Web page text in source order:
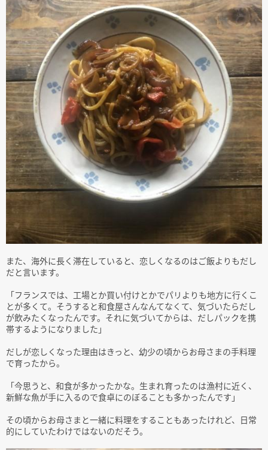
また、海外に長く滞在していると、恋しくなるのはご飯よりもだし
だと言います。
「フランスでは、工場とか買い付けとかでパリよりも地方に行くこ
とが多くて。そうすると和食屋さんなんてなくて、気づいたらだし
が飲みたくなったんです。それに気づいてからは、だしパックを携
帯するようになりました」
だしが恋しくなった理由はきっと、幼少の頃からお母さまの手料理
で育ったから。
「今思うと、和食が多かったかな。生まれ育ったのは漁村に近く、
新鮮な魚が手に入るので食卓にのぼることも多かったんです」
その頃からお母さまと一緒に料理をすることもあったけれど、日常
的にしていたわけではないのだそう。